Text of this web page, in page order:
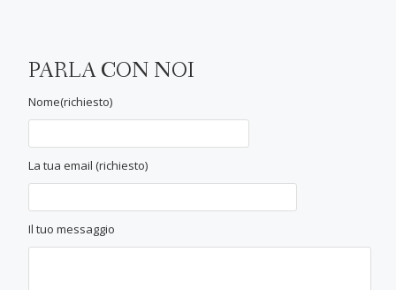
PARLA CON NOI
Nome(richiesto)
La tua email (richiesto)
Il tuo messaggio